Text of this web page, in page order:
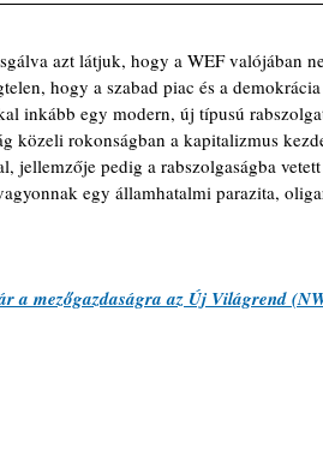
azt látjuk, hogy a WEF valójában
hogy a szabad piac és a
inkább egy modern, új típusú
közeli rokonságban a kapitalizmus
jellemzője pedig a rabszolgaságba
egy államhatalmi parazita,
a mezőgazdaságra az Új Világrend